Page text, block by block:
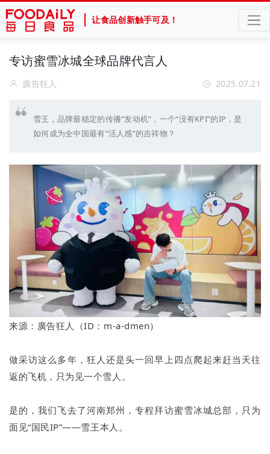
让食品创新触手可及！
专访蜜雪冰城全球品牌代言人
廣告狂人 2025.07.21
雪王，品牌最稳定的传播“发动机”，一个“没有KPI”的IP，是
如何成为全中国最有“活人感”的吉祥物？
来源：廣告狂人（ID：m-a-dmen）
做采访这么多年，狂人还是头一回早上四点爬起来赶当天往
返的飞机，只为见一个雪人。
是的，我们飞去了河南郑州，专程拜访蜜雪冰城总部，只为
面见“国民IP”——雪王本人。